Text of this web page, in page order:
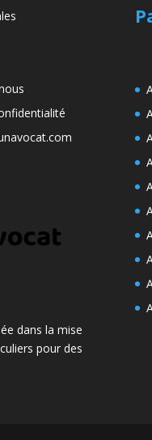
dans la mise
pour des